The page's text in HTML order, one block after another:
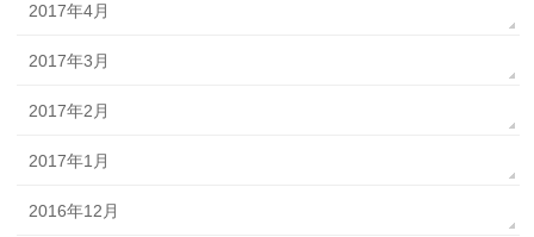
2017年4月
2017年3月
2017年2月
2017年1月
2016年12月